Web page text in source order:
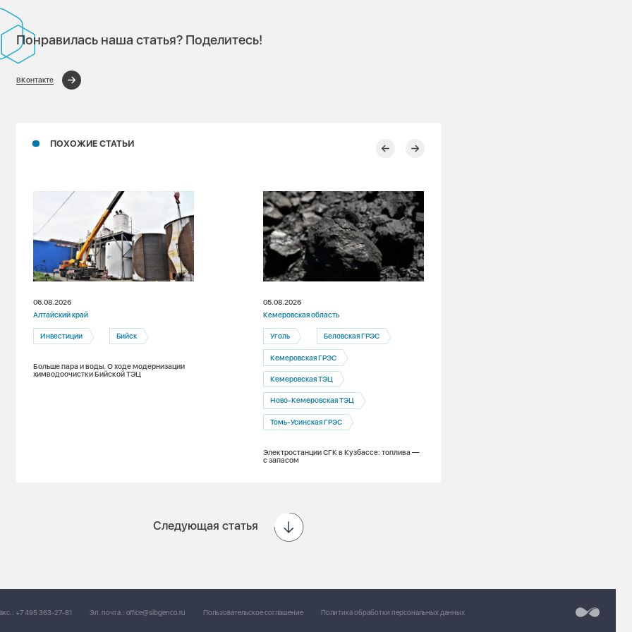
Понравилась наша статья? Поделитесь!
ВКонтакте
ПОХОЖИЕ СТАТЬИ
06.08.2026
Алтайский край
Инвестиции Бийск
Больше пара и воды. О ходе модернизации
химводоочистки Бийской ТЭЦ
05.08.2026
Кемеровская область
Уголь Беловская ГРЭС
Кемеровская ГРЭС
Кемеровская ТЭЦ
Ново-Кемеровская ТЭЦ
Томь-Усинская ГРЭС
Электростанции СГК в Кузбассе: топлива —
с запасом
Следующая статья
+7 495 363-27-81 Эл. почта.: office@sibgenco.ru Пользовательское соглашение Политика обработки персональных данных Разработка